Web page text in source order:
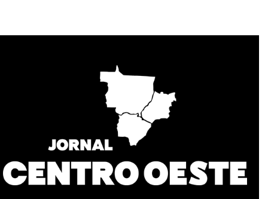
INSCREVER
Li e aceito aPolítica de Privacidade